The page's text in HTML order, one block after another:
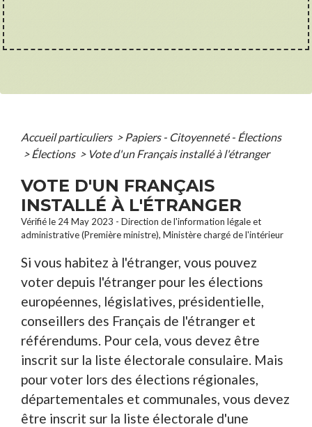
Accueil particuliers > Papiers - Citoyenneté - Élections
> Élections > Vote d'un Français installé à l'étranger
VOTE D'UN FRANÇAIS
INSTALLÉ À L'ÉTRANGER
Vérifié le 24 May 2023 - Direction de l'information légale et
administrative (Première ministre), Ministère chargé de l'intérieur
Si vous habitez à l'étranger, vous pouvez
voter depuis l'étranger pour les élections
européennes, législatives, présidentielle,
conseillers des Français de l'étranger et
référendums. Pour cela, vous devez être
inscrit sur la liste électorale consulaire. Mais
pour voter lors des élections régionales,
départementales et communales, vous devez
être inscrit sur la liste électorale d'une